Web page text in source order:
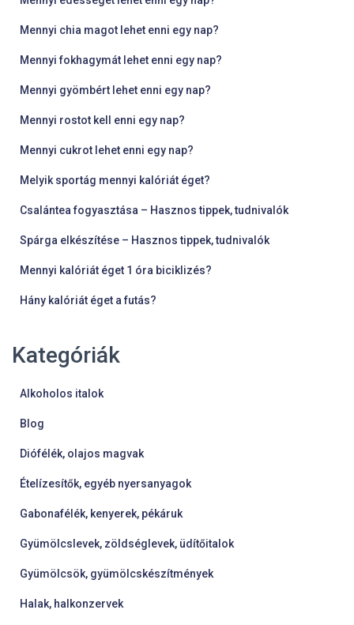
Mennyi chia magot lehet enni egy nap?
Mennyi fokhagymát lehet enni egy nap?
Mennyi gyömbért lehet enni egy nap?
Mennyi rostot kell enni egy nap?
Mennyi cukrot lehet enni egy nap?
Melyik sportág mennyi kalóriát éget?
Csalántea fogyasztása – Hasznos tippek, tudnivalók
Spárga elkészítése – Hasznos tippek, tudnivalók
Mennyi kalóriát éget 1 óra biciklizés?
Hány kalóriát éget a futás?
Kategóriák
Alkoholos italok
Blog
Diófélék, olajos magvak
Ételízesítők, egyéb nyersanyagok
Gabonafélék, kenyerek, pékáruk
Gyümölcslevek, zöldséglevek, üdítőitalok
Gyümölcsök, gyümölcskészítmények
Halak, halkonzervek